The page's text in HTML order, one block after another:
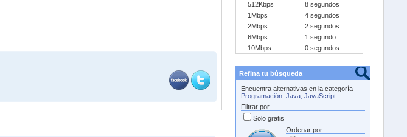
512Kbps
8 segundos
1Mbps
4 segundos
2Mbps
2 segundos
6Mbps
1 segundo
10Mbps
0 segundos
Refina tu búsqueda
Encuentra alternativas en la categoría
Programación: Java, JavaScript
Filtrar por
Solo gratis
Ordenar por